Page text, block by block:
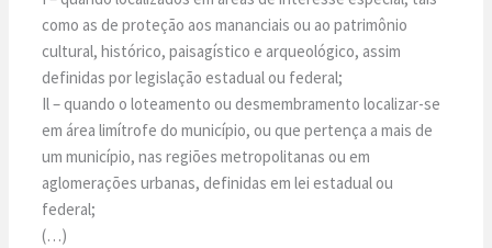
como as de proteção aos mananciais ou ao patrimônio
cultural, histórico, paisagístico e arqueológico, assim
definidas por legislação estadual ou federal;
Il – quando o loteamento ou desmembramento localizar-se
em área limítrofe do município, ou que pertença a mais de
um município, nas regiões metropolitanas ou em
aglomerações urbanas, definidas em lei estadual ou
federal;
(…)